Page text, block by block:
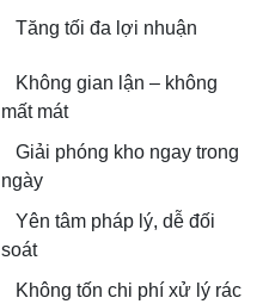
Tăng tối đa lợi nhuận
Không gian lận – không
mất mát
Giải phóng kho ngay trong
ngày
Yên tâm pháp lý, dễ đối
soát
Không tốn chi phí xử lý rác